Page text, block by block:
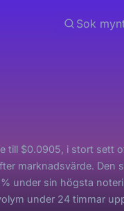
till $0.0905, i stort sett
marknadsvärde. Den
under sin högsta
under 24 timmar